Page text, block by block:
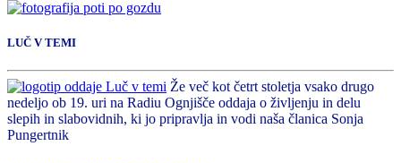
LUČ V TEMI
Že več kot četrt stoletja vsako drugo
nedeljo ob 19. uri na Radiu Ognjišče oddaja o življenju in delu
slepih in slabovidnih, ki jo pripravlja in vodi naša članica Sonja
Pungertnik